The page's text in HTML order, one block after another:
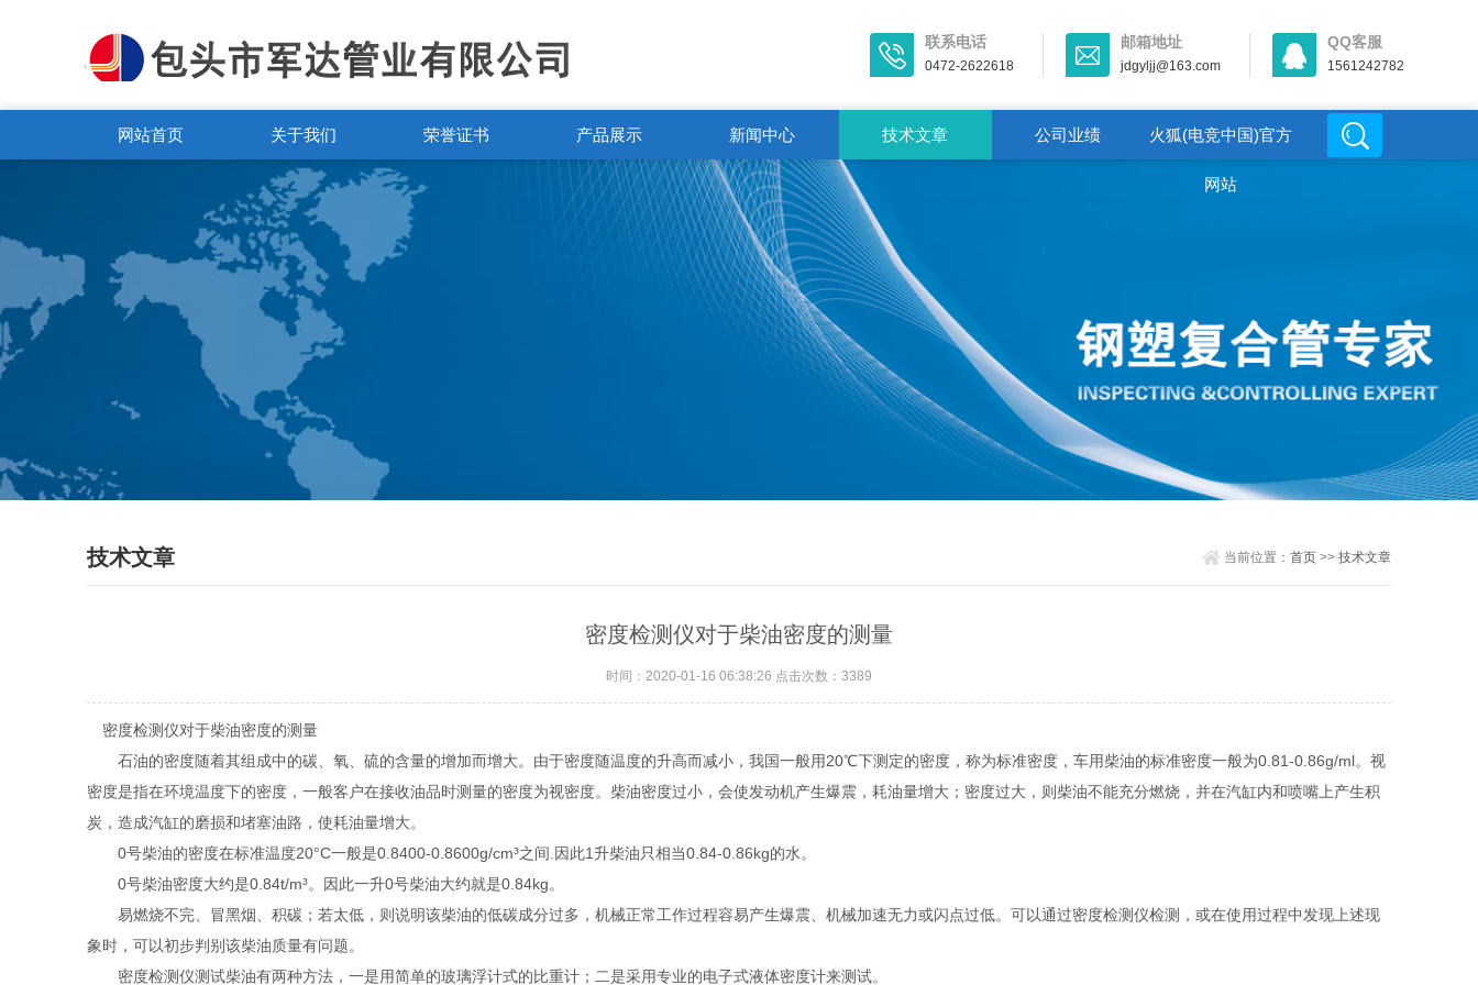
联系电话
0472-2622618
邮箱地址
jdgyljj@163.com
QQ客服
1561242782
网站首页 关于我们 荣誉证书 产品展示 新闻中心 技术文章 公司业绩 火狐(电竞中国)官方
网站
技术文章 当前位置： 首页>> 技术文章
密度检测仪对于柴油密度的测量
时间：2020-01-16 06:38:26 点击次数：3389
密度检测仪对于柴油密度的测量
石油的密度随着其组成中的碳、氧、硫的含量的增加而增大。由于密度随温度的升高而减小，我国一般用20℃下测定的密度，称为标准密度，车用柴油的标准密度一般为0.81-0.86g/ml。视
密度是指在环境温度下的密度，一般客户在接收油品时测量的密度为视密度。柴油密度过小，会使发动机产生爆震，耗油量增大；密度过大，则柴油不能充分燃烧，并在汽缸内和喷嘴上产生积
炭，造成汽缸的磨损和堵塞油路，使耗油量增大。
0号柴油的密度在标准温度20°C一般是0.8400-0.8600g/cm³之间.因此1升柴油只相当0.84-0.86kg的水。
0号柴油密度大约是0.84t/m³。因此一升0号柴油大约就是0.84kg。
易燃烧不完、冒黑烟、积碳；若太低，则说明该柴油的低碳成分过多，机械正常工作过程容易产生爆震、机械加速无力或闪点过低。可以通过密度检测仪检测，或在使用过程中发现上述现
象时，可以初步判别该柴油质量有问题。
密度检测仪测试柴油有两种方法，一是用简单的玻璃浮计式的比重计；二是采用专业的电子式液体密度计来测试。